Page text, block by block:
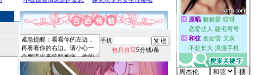
手机
包月自写5分钱/条